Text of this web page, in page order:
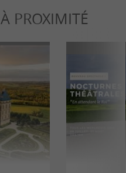
À PROXIMITÉ